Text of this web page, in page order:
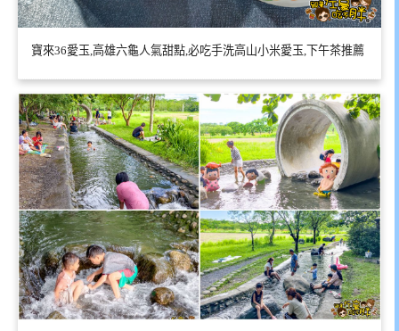
寶來36愛玉,高雄六龜人氣甜點,必吃手洗高山小米愛玉,下午茶推薦